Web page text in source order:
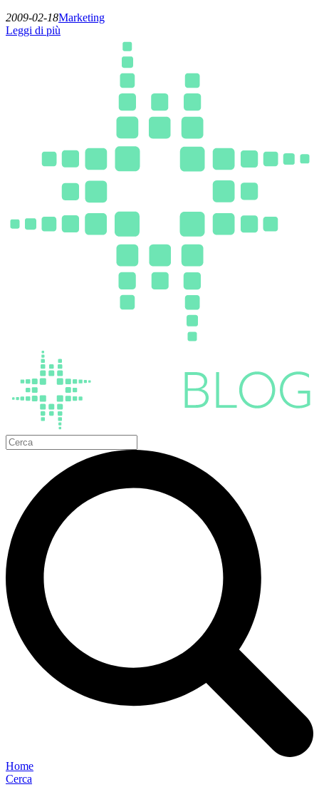
2009-02-18Marketing
Leggi di più
Home
Cerca